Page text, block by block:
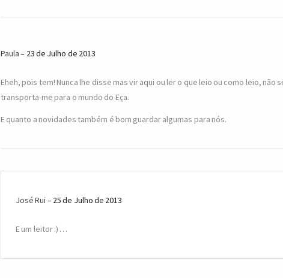
Paula 23 de Julho de 2013
Eheh, pois tem! Nunca lhe disse mas vir aqui ou ler o que leio ou como leio, não
transporta-me para o mundo do Eça.
E quanto a novidades também é bom guardar algumas para nós.
José Rui 25 de Julho de 2013
E um leitor :) …